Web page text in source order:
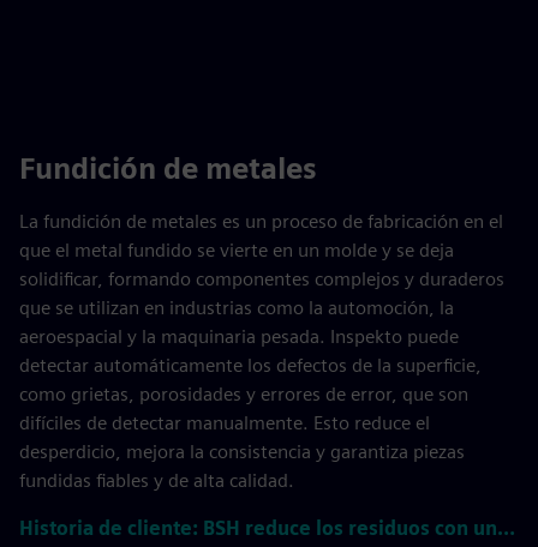
Fundición de metales
que el metal fundido se vierte en un molde y se deja